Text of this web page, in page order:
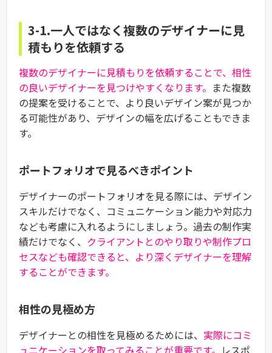
3-1.一人ではなく複数のデザイナーに見
積もりを依頼する
複数のデザイナーに見積もりを依頼することで、相性
の良いデザイナーを見つけやすくなります。 また複数
の提案を受けることで、より良いデザイン案が見つか
る可能性があり、デザインの幅を広げることもできま
す。
ポートフォリオで見るべきポイント
デザイナーのポートフォリオを見る際には、デザイン
スキルだけでなく、コミュニケーション能力や対応力
なども考慮に入れるようにしましょう。過去の制作実
績だけでなく、 クライアントとのやり取りや制作プロ
セスなども確認できると、より深くデザイナーを理解
することができます。
相性の見極め方
デザイナーとの相性を見極めるためには、 実際にコミ